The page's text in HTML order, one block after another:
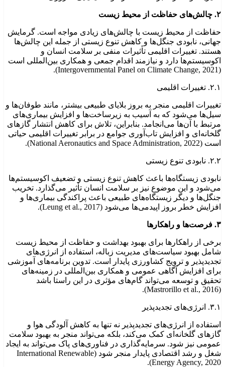
۲. چالش‌های حفاظت از محیط زیست
حفاظت از محیط زیست با چالش‌های زیادی مواجه است. گرمایش
جهانی، نابودی جنگل‌ها و کاهش تنوع زیستی از جمله این چالش‌ها
هستند. تغییرات اقلیمی تأثیرات منفی بر سلامت انسان و
اکوسیستم‌ها دارد و نیازمند اقدام جمعی و همکاری بین‌المللی است
(Intergovernmental Panel on Climate Change, 2021).
۲.۱. تغییرات اقلیمی
تغییرات اقلیمی منجر به بروز بلایای طبیعی بیشتر، مانند طوفان‌ها و
سیل‌ها می‌شود که به آسیب به زیرساخت‌ها و افزایش بیماری‌های
مرتبط با آن‌ها می‌انجامد. بنابراین، تلاش برای کاهش انتشار گازهای
گلخانه‌ای و افزایش تاب‌آوری جوامع در برابر تغییرات اقلیمی حیاتی
است (National Aeronautics and Space Administration, 2022).
۲.۲. نابودی تنوع زیستی
نابودی زیستگاه‌ها باعث کاهش تنوع زیستی و تضعیف اکوسیستم‌ها
می‌شود و این موضوع نیز بر سلامت انسان تأثیر می‌گذارد. تخریب
جنگل‌ها و دیگر زیستگاه‌های طبیعی باعث پراکندگی بیماری‌ها و
افزایش خطر بروز اپیدمی‌ها می‌شود (Leung et al., 2017).
۳. فرصت‌ها و راهکارها
برخی از راهکارها برای بهبود بهداشت و حفاظت از محیط زیست
شامل بهبود سیاست‌های مدیریت زباله، استفاده از انرژی‌های
تجدیدپذیر و ترویج کشاورزی پایدار است. تدوین برنامه‌های آموزشی
برای افزایش آگاهی عمومی و همکاری بین‌المللی در زمینه‌های
تحقیق و توسعه می‌تواند گام‌های مؤثری در این راستا باشد
(Mastrorillo et al., 2016).
۳.۱. انرژی‌های تجدیدپذیر
استفاده از انرژی‌های تجدیدپذیر نه تنها به کاهش آلودگی هوا و
گازهای گلخانه‌ای کمک می‌کند، بلکه می‌تواند منجر به بهبود سلامت
عمومی نیز شود. سرمایه‌گذاری در فناوری‌های پاک می‌تواند به ایجاد
شغل و رشد اقتصادی پایدار منجر شود (International Renewable
Energy Agency, 2020).